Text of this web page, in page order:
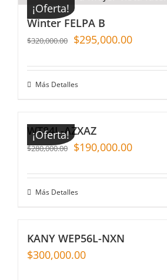
¡Oferta!
Winter FELPA B
$320,000.00 $295,000.00
Más Detalles
¡Oferta!
WT84L-AZXAZ
$280,000.00 $190,000.00
Más Detalles
KANY WEP56L-NXN
$300,000.00